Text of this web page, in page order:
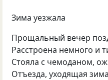
Зима уезжала
Прощальный вечер
Расстроена немного и
Стояла с чемоданом,
Отъезда, уходящая